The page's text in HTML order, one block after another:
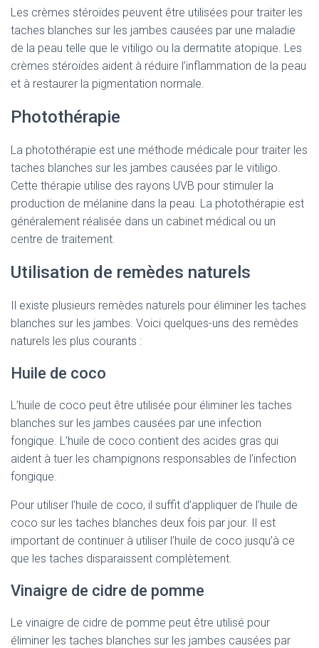
Les crèmes stéroïdes peuvent être utilisées pour traiter les
taches blanches sur les jambes causées par une maladie
de la peau telle que le vitiligo ou la dermatite atopique. Les
crèmes stéroïdes aident à réduire l’inflammation de la peau
et à restaurer la pigmentation normale.
Photothérapie
La photothérapie est une méthode médicale pour traiter les
taches blanches sur les jambes causées par le vitiligo.
Cette thérapie utilise des rayons UVB pour stimuler la
production de mélanine dans la peau. La photothérapie est
généralement réalisée dans un cabinet médical ou un
centre de traitement.
Utilisation de remèdes naturels
Il existe plusieurs remèdes naturels pour éliminer les taches
blanches sur les jambes. Voici quelques-uns des remèdes
naturels les plus courants :
Huile de coco
L’huile de coco peut être utilisée pour éliminer les taches
blanches sur les jambes causées par une infection
fongique. L’huile de coco contient des acides gras qui
aident à tuer les champignons responsables de l’infection
fongique.
Pour utiliser l’huile de coco, il suffit d’appliquer de l’huile de
coco sur les taches blanches deux fois par jour. Il est
important de continuer à utiliser l’huile de coco jusqu’à ce
que les taches disparaissent complètement.
Vinaigre de cidre de pomme
Le vinaigre de cidre de pomme peut être utilisé pour
éliminer les taches blanches sur les jambes causées par